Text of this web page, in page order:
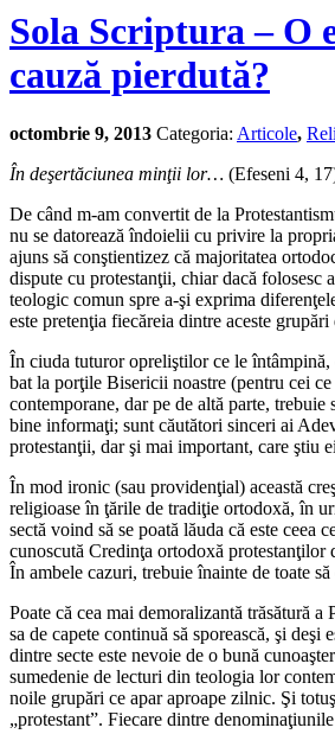
Sola Scriptura – O
cauză pierdută?
octombrie 9, 2013 Categoria: Articole,
În deşertăciunea minţii lor… (Efeseni 4,
De când m-am convertit de la
nu se datorează îndoielii cu privire la
ajuns să conştientizez că majoritatea
dispute cu protestanţii, chiar dacă folosesc
teologic comun spre a-şi exprima
este pretenţia fiecăreia dintre aceste
În ciuda tuturor opreliştilor ce le întâmpină,
bat la porţile Bisericii noastre (pentru cei
contemporane, dar pe de altă parte,
bine informaţi; sunt căutători sinceri ai
protestanţii, dar şi mai important, care ştiu
În mod ironic (sau providenţial) această
religioase în ţările de tradiţie ortodoxă, în
sectă voind să se poată lăuda că este
cunoscută Credinţa ortodoxă
În ambele cazuri, trebuie înainte de toate
Poate că cea mai demoralizantă trăsătură
sa de capete continuă să sporească, şi
dintre secte este nevoie de o bună
sumedenie de lecturi din teologia lor
noile grupări ce apar aproape zilnic. Şi
„protestant”. Fiecare dintre